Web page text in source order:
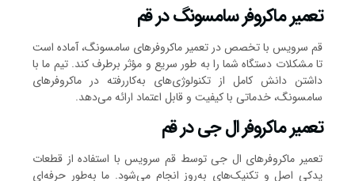
تعمیر ماکروفر سامسونگ در قم
قم سرویس با تخصص در تعمیر ماکروفرهای سامسونگ، آماده است
تا مشکلات دستگاه شما را به طور سریع و مؤثر برطرف کند. تیم ما با
داشتن دانش کامل از تکنولوژی‌های به‌کاررفته در ماکروفرهای
سامسونگ، خدماتی با کیفیت و قابل اعتماد ارائه می‌دهد.
تعمیر ماکروفر ال جی در قم
تعمیر ماکروفرهای ال جی توسط قم سرویس با استفاده از قطعات
یدکی اصل و تکنیک‌های به‌روز انجام می‌شود. ما به‌طور حرفه‌ای